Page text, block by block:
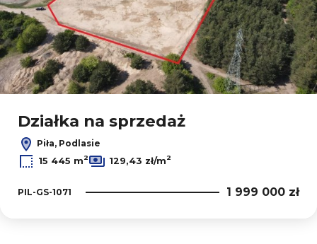
Działka na sprzedaż
Piła, Podlasie
15 445 m2 129,43 zł/m2
PIL-GS-1071 1 999 000 zł